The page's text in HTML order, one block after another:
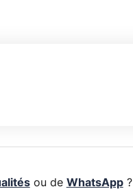
ou de WhatsApp?